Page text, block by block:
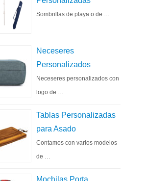
Sombrillas de playa o de …
Neceseres
Personalizados
Neceseres personalizados con
logo de …
Tablas Personalizadas
para Asado
Contamos con varios modelos
de …
Mochilas Porta